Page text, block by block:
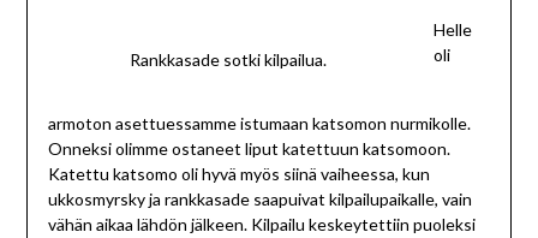
Rankkasade sotki kilpailua.
Helle
oli
armoton asettuessamme istumaan katsomon nurmikolle.
Onneksi olimme ostaneet liput katettuun katsomoon.
Katettu katsomo oli hyvä myös siinä vaiheessa, kun
ukkosmyrsky ja rankkasade saapuivat kilpailupaikalle, vain
vähän aikaa lähdön jälkeen. Kilpailu keskeytettiin puoleksi